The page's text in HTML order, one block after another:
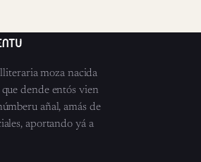
moza nacida
dende entós vien
añal, amás de
aportando yá a